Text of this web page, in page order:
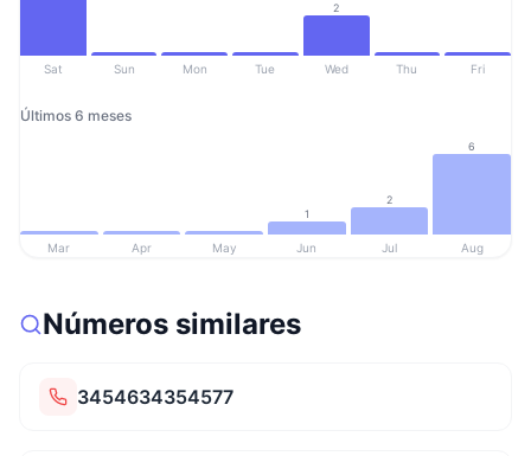
2
Sat Sun Mon Tue Wed Thu Fri
Últimos 6 meses
1
2
6
Mar Apr May Jun Jul Aug
Números similares
3454634354577